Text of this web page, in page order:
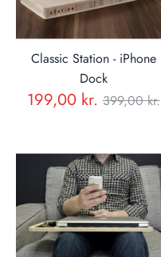
Classic Station - iPhone
Dock
199,00 kr. Normal
399,00 kr.